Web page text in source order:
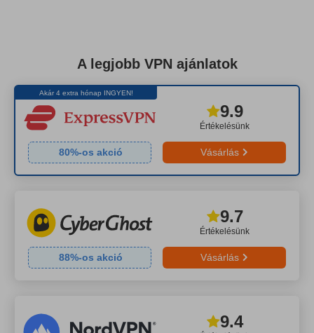
A legjobb VPN ajánlatok
Akár 4 extra hónap INGYEN!
Értékelésünk
9.9
80%-os akció Vásárlás
Értékelésünk
9.7
88%-os akció Vásárlás
9.4